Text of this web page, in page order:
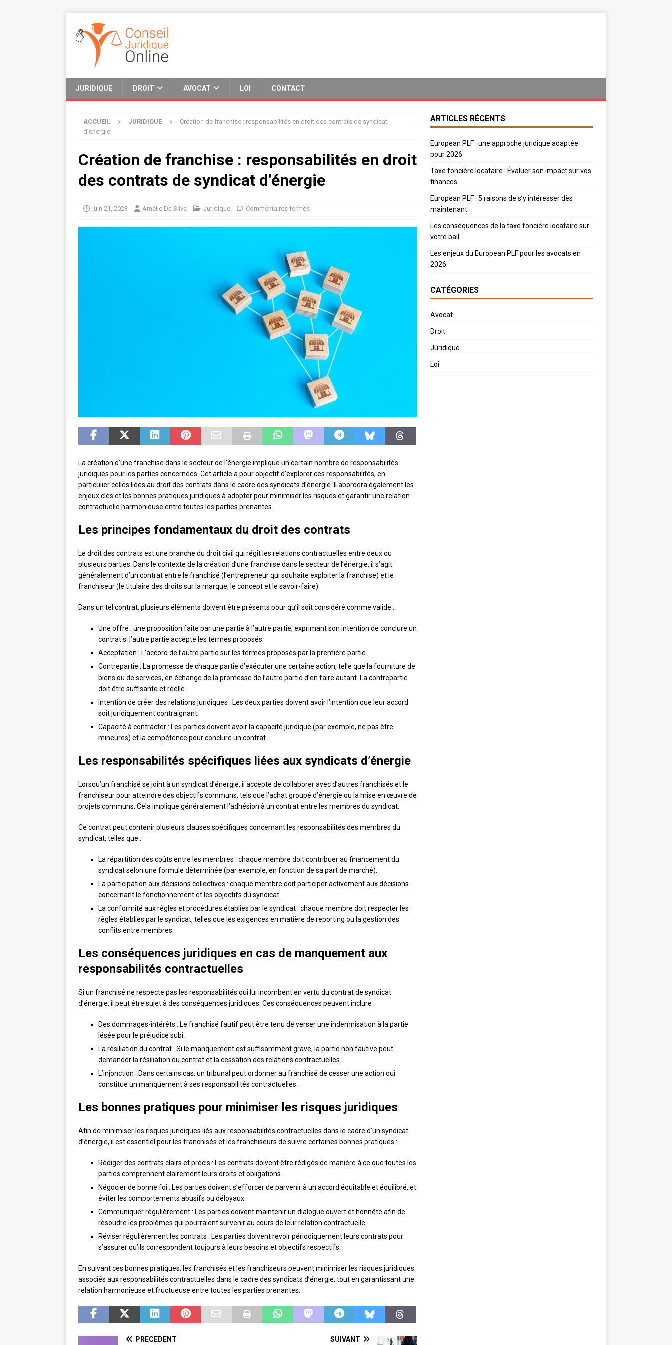
JURIDIQUE DROIT AVOCAT LOI CONTACT
ACCUEIL JURIDIQUE
Création de franchise : responsabilités en droit des contrats de syndicat
d’énergie
Création de franchise : responsabilités en droit
des contrats de syndicat d’énergie
juin 21, 2023 Amélie Da Silva Juridique Commentaires fermés
La création d’une franchise dans le secteur de l’énergie implique un certain nombre de responsabilités
juridiques pour les parties concernées. Cet article a pour objectif d’explorer ces responsabilités, en
particulier celles liées au droit des contrats dans le cadre des syndicats d’énergie. Il abordera également les
enjeux clés et les bonnes pratiques juridiques à adopter pour minimiser les risques et garantir une relation
contractuelle harmonieuse entre toutes les parties prenantes.
Les principes fondamentaux du droit des contrats
Le droit des contrats est une branche du droit civil qui régit les relations contractuelles entre deux ou
plusieurs parties. Dans le contexte de la création d’une franchise dans le secteur de l’énergie, il s’agit
généralement d’un contrat entre le franchisé (l’entrepreneur qui souhaite exploiter la franchise) et le
franchiseur (le titulaire des droits sur la marque, le concept et le savoir-faire).
Dans un tel contrat, plusieurs éléments doivent être présents pour qu’il soit considéré comme valide :
Une offre : une proposition faite par une partie à l’autre partie, exprimant son intention de conclure un
contrat si l’autre partie accepte les termes proposés.
Acceptation : L’accord de l’autre partie sur les termes proposés par la première partie.
Contrepartie : La promesse de chaque partie d’exécuter une certaine action, telle que la fourniture de
biens ou de services, en échange de la promesse de l’autre partie d’en faire autant. La contrepartie
doit être suffisante et réelle.
Intention de créer des relations juridiques : Les deux parties doivent avoir l’intention que leur accord
soit juridiquement contraignant.
Capacité à contracter : Les parties doivent avoir la capacité juridique (par exemple, ne pas être
mineures) et la compétence pour conclure un contrat.
Les responsabilités spécifiques liées aux syndicats d’énergie
Lorsqu’un franchisé se joint à un syndicat d’énergie, il accepte de collaborer avec d’autres franchisés et le
franchiseur pour atteindre des objectifs communs, tels que l’achat groupé d’énergie ou la mise en œuvre de
projets communs. Cela implique généralement l’adhésion à un contrat entre les membres du syndicat.
Ce contrat peut contenir plusieurs clauses spécifiques concernant les responsabilités des membres du
syndicat, telles que :
La répartition des coûts entre les membres : chaque membre doit contribuer au financement du
syndicat selon une formule déterminée (par exemple, en fonction de sa part de marché).
La participation aux décisions collectives : chaque membre doit participer activement aux décisions
concernant le fonctionnement et les objectifs du syndicat.
La conformité aux règles et procédures établies par le syndicat : chaque membre doit respecter les
règles établies par le syndicat, telles que les exigences en matière de reporting ou la gestion des
conflits entre membres.
Les conséquences juridiques en cas de manquement aux
responsabilités contractuelles
Si un franchisé ne respecte pas les responsabilités qui lui incombent en vertu du contrat de syndicat
d’énergie, il peut être sujet à des conséquences juridiques. Ces conséquences peuvent inclure :
Des dommages-intérêts : Le franchisé fautif peut être tenu de verser une indemnisation à la partie
lésée pour le préjudice subi.
La résiliation du contrat : Si le manquement est suffisamment grave, la partie non fautive peut
demander la résiliation du contrat et la cessation des relations contractuelles.
L’injonction : Dans certains cas, un tribunal peut ordonner au franchisé de cesser une action qui
constitue un manquement à ses responsabilités contractuelles.
Les bonnes pratiques pour minimiser les risques juridiques
Afin de minimiser les risques juridiques liés aux responsabilités contractuelles dans le cadre d’un syndicat
d’énergie, il est essentiel pour les franchisés et les franchiseurs de suivre certaines bonnes pratiques :
Rédiger des contrats clairs et précis : Les contrats doivent être rédigés de manière à ce que toutes les
parties comprennent clairement leurs droits et obligations.
Négocier de bonne foi : Les parties doivent s’efforcer de parvenir à un accord équitable et équilibré, et
éviter les comportements abusifs ou déloyaux.
Communiquer régulièrement : Les parties doivent maintenir un dialogue ouvert et honnête afin de
résoudre les problèmes qui pourraient survenir au cours de leur relation contractuelle.
Réviser régulièrement les contrats : Les parties doivent revoir périodiquement leurs contrats pour
s’assurer qu’ils correspondent toujours à leurs besoins et objectifs respectifs.
En suivant ces bonnes pratiques, les franchisés et les franchiseurs peuvent minimiser les risques juridiques
associés aux responsabilités contractuelles dans le cadre des syndicats d’énergie, tout en garantissant une
relation harmonieuse et fructueuse entre toutes les parties prenantes.
PRÉCÉDENT SUIVANT
ARTICLES RÉCENTS
European PLF : une approche juridique adaptée
pour 2026
Taxe foncière locataire : Évaluer son impact sur vos
finances
European PLF : 5 raisons de s’y intéresser dès
maintenant
Les conséquences de la taxe foncière locataire sur
votre bail
Les enjeux du European PLF pour les avocats en
2026
CATÉGORIES
Avocat
Droit
Juridique
Loi